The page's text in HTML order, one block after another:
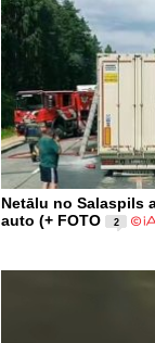
Netālu no Salaspils
auto (+ FOTO
2